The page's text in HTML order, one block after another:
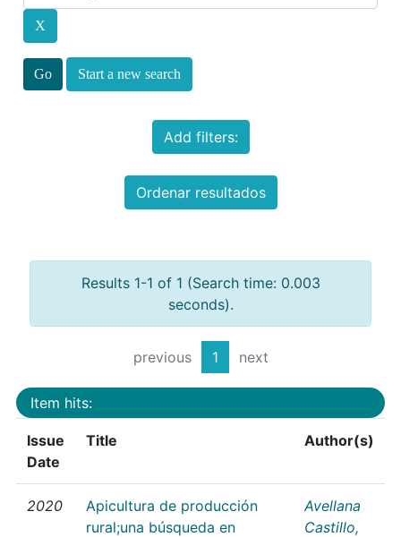
Start a new search
Add filters:
Ordenar resultados
Results 1-1 of 1 (Search time: 0.003
seconds).
previous 1 next
Item hits:
Issue
Date
Title Author(s)
2020
Apicultura de producción
rural;una búsqueda en
Avellana
Castillo,